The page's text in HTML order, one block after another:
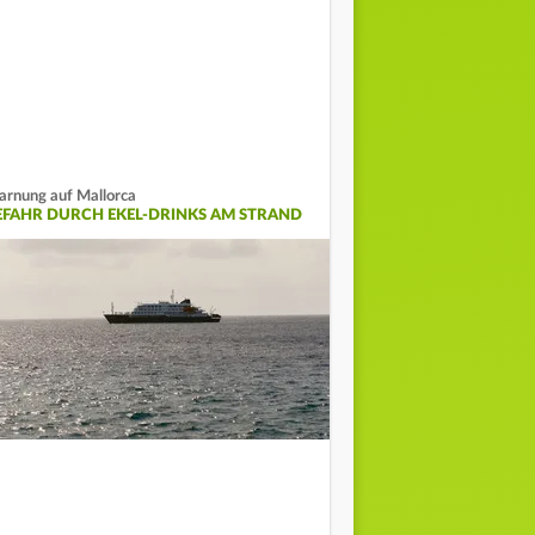
auf Mallorca
DURCH EKEL-DRINKS AM STRAND